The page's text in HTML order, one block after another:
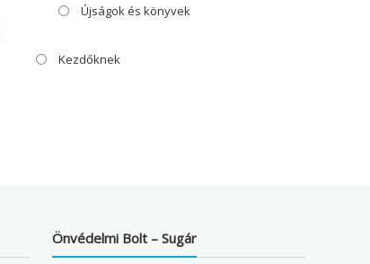
Újságok és könyvek
Kezdőknek
Önvédelmi Bolt – Sugár